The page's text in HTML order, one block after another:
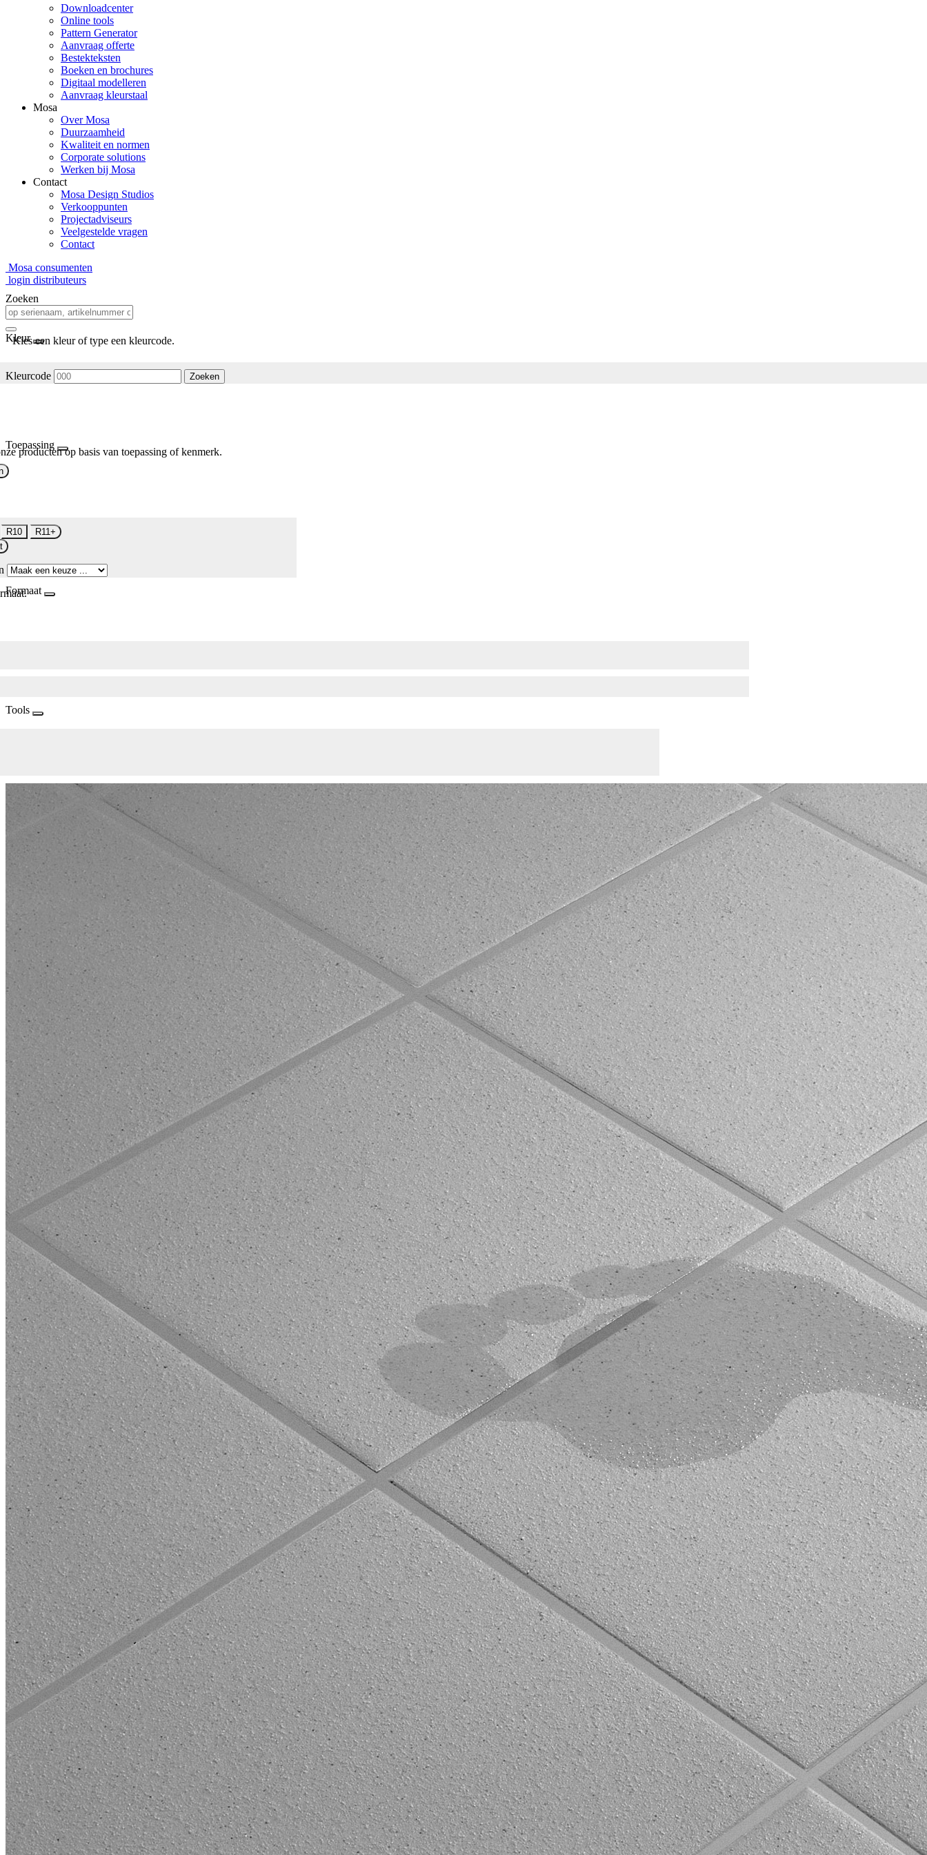
Downloadcenter
Online tools
Pattern Generator
Aanvraag offerte
Bestekteksten
Boeken en brochures
Digitaal modelleren
Aanvraag kleurstaal
Mosa
Over Mosa
Duurzaamheid
Kwaliteit en normen
Corporate solutions
Werken bij Mosa
Contact
Mosa Design Studios
Verkooppunten
Projectadviseurs
Veelgestelde vragen
Contact
Mosa consumenten
login distributeurs
Zoeken
Kleur
Kies een kleur of type een kleurcode.
Kleurcode Zoeken
Toepassing
producten op basis van toepassing of kenmerk.
R10
R11+
Formaat
Tools